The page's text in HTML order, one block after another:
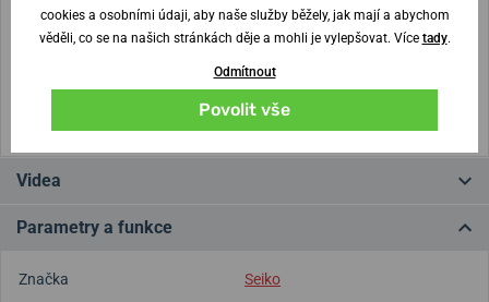
Vytisknout vzory velikostí
(U tisku nastavte Měřítko: Výchozí)
Videa
Parametry a funkce
Značka
Seiko
cookies a osobními údaji, aby naše služby běžely, jak mají a abychom
věděli, co se na našich stránkách děje a mohli je vylepšovat. Více tady.
Odmítnout
Povolit vše